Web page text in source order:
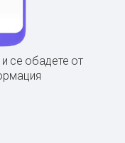
се обадете от